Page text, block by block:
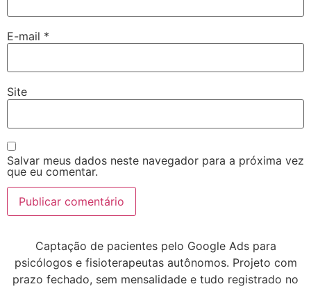
E-mail *
Site
Salvar meus dados neste navegador para a próxima vez
que eu comentar.
Captação de pacientes pelo Google Ads para
psicólogos e fisioterapeutas autônomos. Projeto com
prazo fechado, sem mensalidade e tudo registrado no